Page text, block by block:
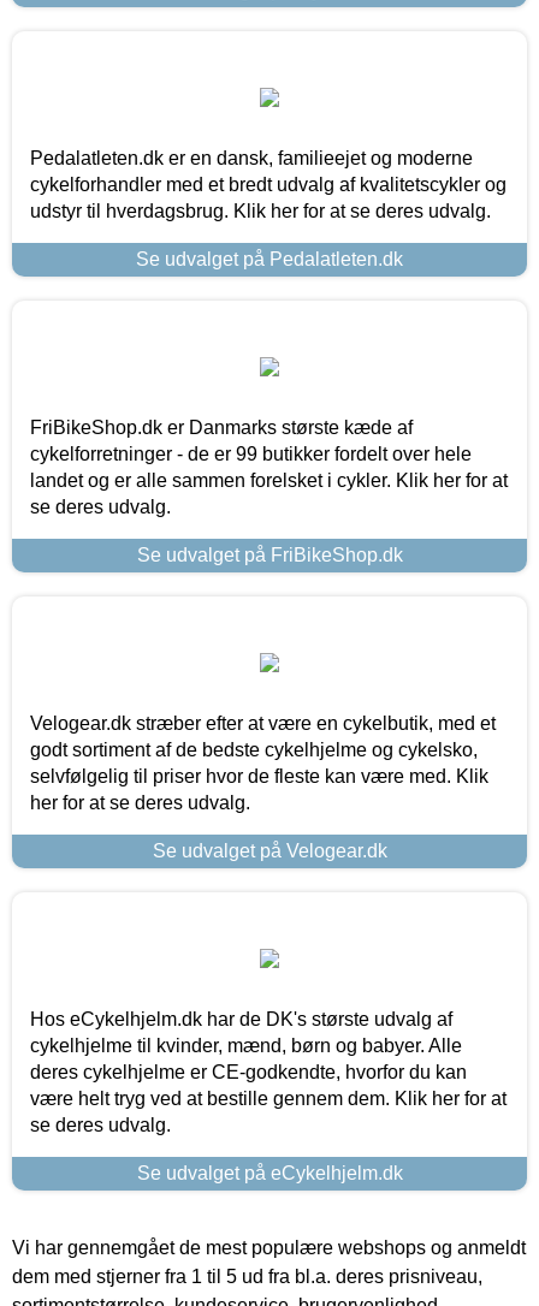
Pedalatleten.dk er en dansk, familieejet og moderne
cykelforhandler med et bredt udvalg af kvalitetscykler og
udstyr til hverdagsbrug. Klik her for at se deres udvalg.
Se udvalget på Pedalatleten.dk
FriBikeShop.dk er Danmarks største kæde af
cykelforretninger - de er 99 butikker fordelt over hele
landet og er alle sammen forelsket i cykler. Klik her for at
se deres udvalg.
Se udvalget på FriBikeShop.dk
Velogear.dk stræber efter at være en cykelbutik, med et
godt sortiment af de bedste cykelhjelme og cykelsko,
selvfølgelig til priser hvor de fleste kan være med. Klik
her for at se deres udvalg.
Se udvalget på Velogear.dk
Hos eCykelhjelm.dk har de DK's største udvalg af
cykelhjelme til kvinder, mænd, børn og babyer. Alle
deres cykelhjelme er CE-godkendte, hvorfor du kan
være helt tryg ved at bestille gennem dem. Klik her for at
se deres udvalg.
Se udvalget på eCykelhjelm.dk
Vi har gennemgået de mest populære webshops og anmeldt
dem med stjerner fra 1 til 5 ud fra bl.a. deres prisniveau,